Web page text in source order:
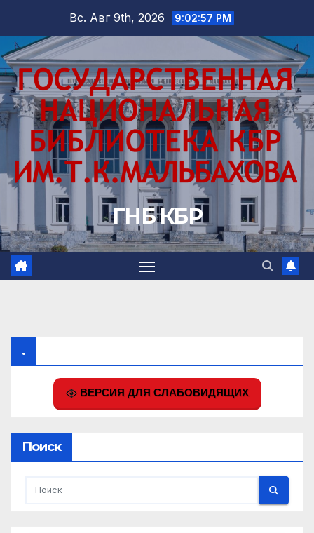
содержимому
Вс. Авг 9th, 2026 9:02:58 PM
ГНБ КБР
.
ВЕРСИЯ ДЛЯ СЛАБОВИДЯЩИХ
Поиск